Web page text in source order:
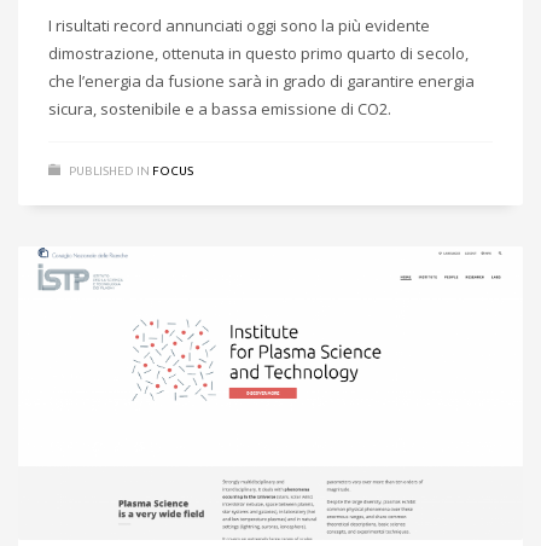
I risultati record annunciati oggi sono la più evidente
dimostrazione, ottenuta in questo primo quarto di secolo,
che l’energia da fusione sarà in grado di garantire energia
sicura, sostenibile e a bassa emissione di CO2.
PUBLISHED IN FOCUS